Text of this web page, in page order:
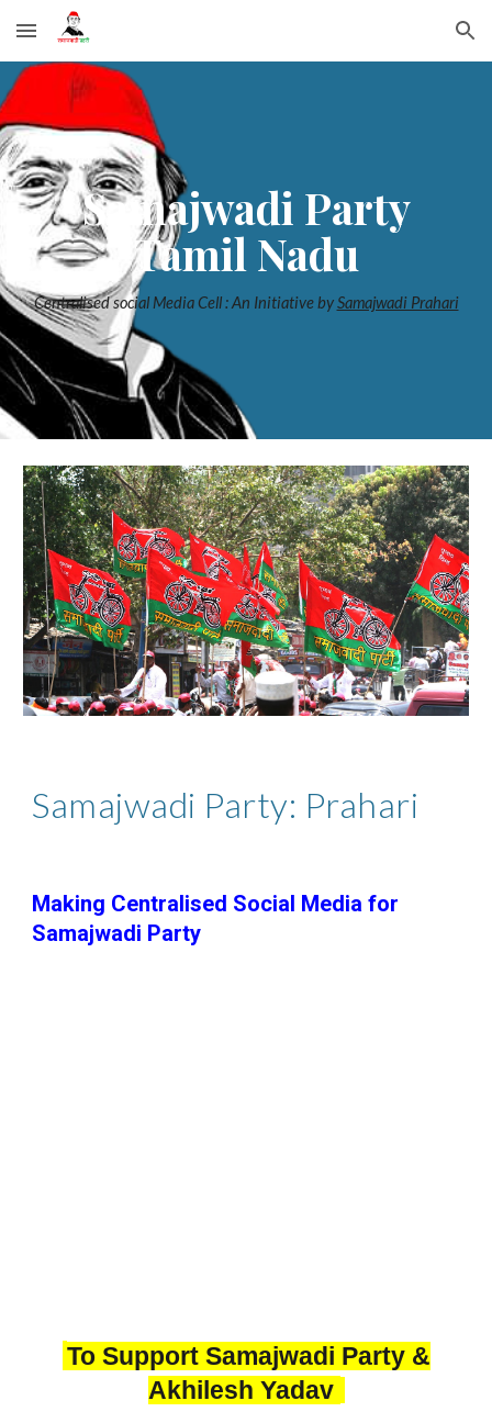
Skip to main content Skip to navigation
Samajwadi Party
Tamil Nadu
Centralised social Media Cell : An Initiative bySamajwadi Prahari
Samajwadi Party: Prahari
Making Centralised Social Media for
Samajwadi Party
To Support Samajwadi Party &
Akhilesh Yadav